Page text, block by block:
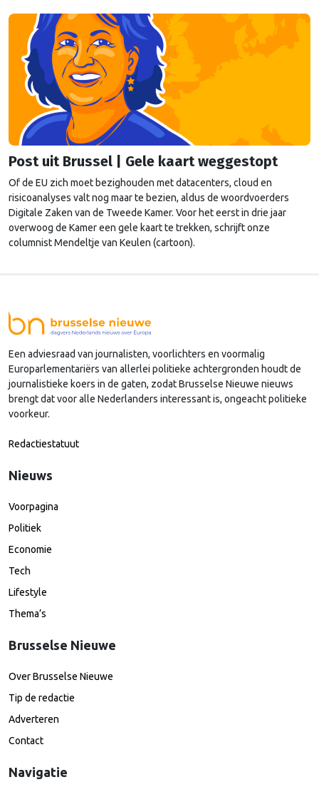
ingestemd met de wetten (Wet Weerbaarheid …Continued
Post uit Brussel | Gele kaart weggestopt
Of de EU zich moet bezighouden met datacenters, cloud en
risicoanalyses valt nog maar te bezien, aldus de woordvoerders
Digitale Zaken van de Tweede Kamer. Voor het eerst in drie jaar
overwoog de Kamer een gele kaart te trekken, schrijft onze
columnist Mendeltje van Keulen (cartoon).
Een adviesraad van journalisten, voorlichters en voormalig
Europarlementariërs van allerlei politieke achtergronden houdt de
journalistieke koers in de gaten, zodat Brusselse Nieuwe nieuws
brengt dat voor alle Nederlanders interessant is, ongeacht politieke
voorkeur.
Redactiestatuut
Nieuws
Voorpagina
Politiek
Economie
Tech
Lifestyle
Thema’s
Brusselse Nieuwe
Over Brusselse Nieuwe
Tip de redactie
Adverteren
Contact
Navigatie